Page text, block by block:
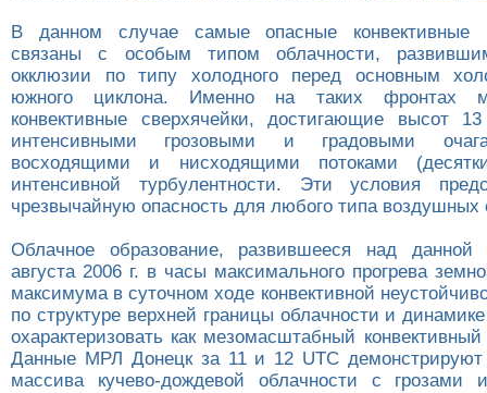
В данном случае самые опасные конвективные
связаны с особым типом облачности,
окклюзии по типу холодного перед основным
южного циклона. Именно на таких фронтах
конвективные сверхячейки, достигающие
интенсивными грозовыми и градовыми
восходящими и нисходящими потоками
интенсивной турбулентности. Эти условия
чрезвычайную опасность для любого типа воздушных
Облачное образование, развившееся над данной
августа 2006 г. в часы максимального прогрева
максимума в суточном ходе конвективной
по структуре верхней границы облачности и
охарактеризовать как мезомасштабный
Данные МРЛ Донецк за 11 и 12 UTC демонстрируют
массива кучево-дождевой облачности с